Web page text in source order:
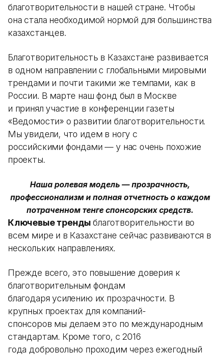
благотворительности в нашей стране. Чтобы
она стала необходимой нормой для большинства
казахстанцев.
Благотворительность в Казахстане развивается
в одном направлении с глобальными мировыми
трендами и почти такими же темпами, как в
России. В марте наш фонд был в Москве
и принял участие в конференции газеты
«Ведомости» о развитии благотворительности.
Мы увидели, что идем в ногу с
российскими фондами — у нас очень похожие
проекты.
Наша ролевая модель — прозрачность,
профессионализм и полная отчетность о каждом
потраченном тенге спонсорских средств.
Ключевые трендыблаготворительности во
всем мире и в Казахстане сейчас развиваются в
нескольких направлениях.
Прежде всего, это повышение доверия к
благотворительным фондам
благодаря усилению их прозрачности. В
крупных проектах для компаний-
спонсоров мы делаем это по международным
стандартам. Кроме того, с 2016
года добровольно проходим через ежегодный